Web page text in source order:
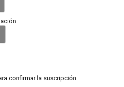
confirmar la suscripción.